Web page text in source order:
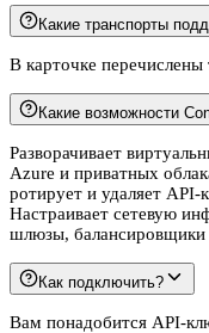
Какие транспорты
В карточке
Какие возможности
Разворачивает
Azure и приватных
ротирует и удаляет
Настраивает сетевую
шлюзы, балансировщики
Как подключить?
Вам понадобится API-